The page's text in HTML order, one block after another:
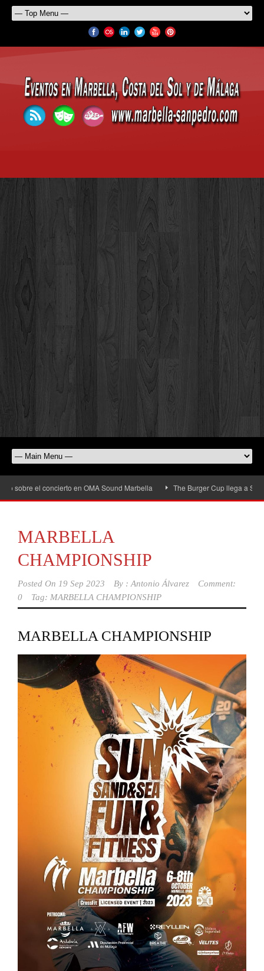
el concierto en OMA Sound Marbella The Burger Cup llega a San
MARBELLA
CHAMPIONSHIP
Posted On 19 Sep 2023 By : Antonio Álvarez
Comment:
0
Tag: MARBELLA CHAMPIONSHIP
MARBELLA CHAMPIONSHIP